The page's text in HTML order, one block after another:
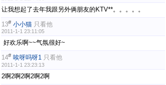
让我想起了去年我跟另外俩朋友的KTV**。。。。。
13# 小小猫 只看他
2011-1-1 23:11:05
好欢乐啊~~气氛很好~
14# 唉呀吗呀1 只看他
2011-1-1 23:23:13
2啊2啊2啊2啊2啊